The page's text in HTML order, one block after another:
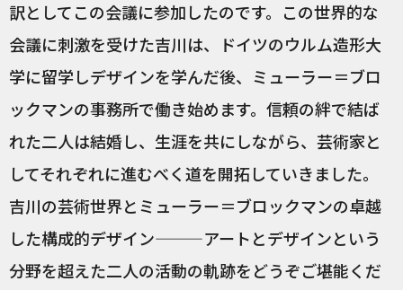
訳としてこの会議に参加したのです。この世界的な
会議に刺激を受けた吉川は、ドイツのウルム造形大
学に留学しデザインを学んだ後、ミューラー＝ブロ
ックマンの事務所で働き始めます。信頼の絆で結ば
れた二人は結婚し、生涯を共にしながら、芸術家と
してそれぞれに進むべく道を開拓していきました。
吉川の芸術世界とミューラー＝ブロックマンの卓越
した構成的デザイン———アートとデザインという
分野を超えた二人の活動の軌跡をどうぞご堪能くだ